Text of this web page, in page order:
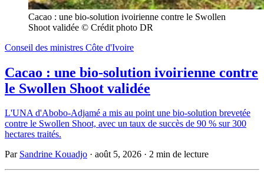
Cacao : une bio-solution ivoirienne contre le Swollen
Shoot validée © Crédit photo DR
Conseil des ministres Côte d'Ivoire
Cacao : une bio-solution ivoirienne contre
le Swollen Shoot validée
L'UNA d'Abobo-Adjamé a mis au point une bio-solution brevetée
contre le Swollen Shoot, avec un taux de succès de 90 % sur 300
hectares traités.
Par Sandrine Kouadjo · août 5, 2026 · 2 min de lecture